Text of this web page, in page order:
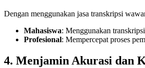
Dengan menggunakan jasa transkripsi
Mahasiswa: Menggunakan
Profesional: Mempercepat proses
4. Menjamin Akurasi dan